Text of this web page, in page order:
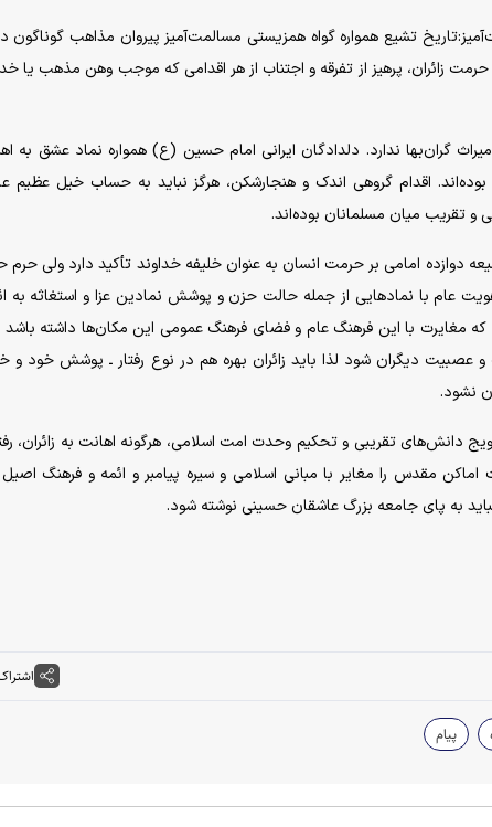
تشیع همواره گواه همزیستی مسالمت‌آمیز پیروان مذاهب گوناگون
زائران، پرهیز از تفرقه و اجتناب از هر اقدامی که موجب وهن مذهب یا
گران‌بها ندارد. دلدادگان ایرانی امام حسین (ع) همواره نماد عشق به
اقدام گروهی اندک و هنجارشکن، هرگز نباید به حساب خیل عظیم
و تقریب میان مسلمانان بوده‌اند.
دوازده امامی بر حرمت انسان به عنوان خلیفه خداوند تأکید دارد ولی حرم
عام با نماد‌هایی از جمله حالت حزن و پوشش نمادین عزا و استغاثه به
مغایرت با این فرهنگ عام و فضای فرهنگ عمومی این مکان‌ها داشته باشد
دیگران شود لذا باید زائران بهره هم در نوع رفتار ـ پوشش خود و
نشود.
دانش‌های تقریبی و تحکیم وحدت امت اسلامی، هرگونه اهانت به زائران،
اماکن مقدس را مغایر با مبانی اسلامی و سیره پیامبر و ائمه و فرهنگ
به پای جامعه بزرگ عاشقان حسینی نوشته شود.
پیام